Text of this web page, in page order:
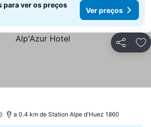
para ver os preços
Ver preços
Partilhar
a 0.4 km de Station Alpe d'Huez 1860